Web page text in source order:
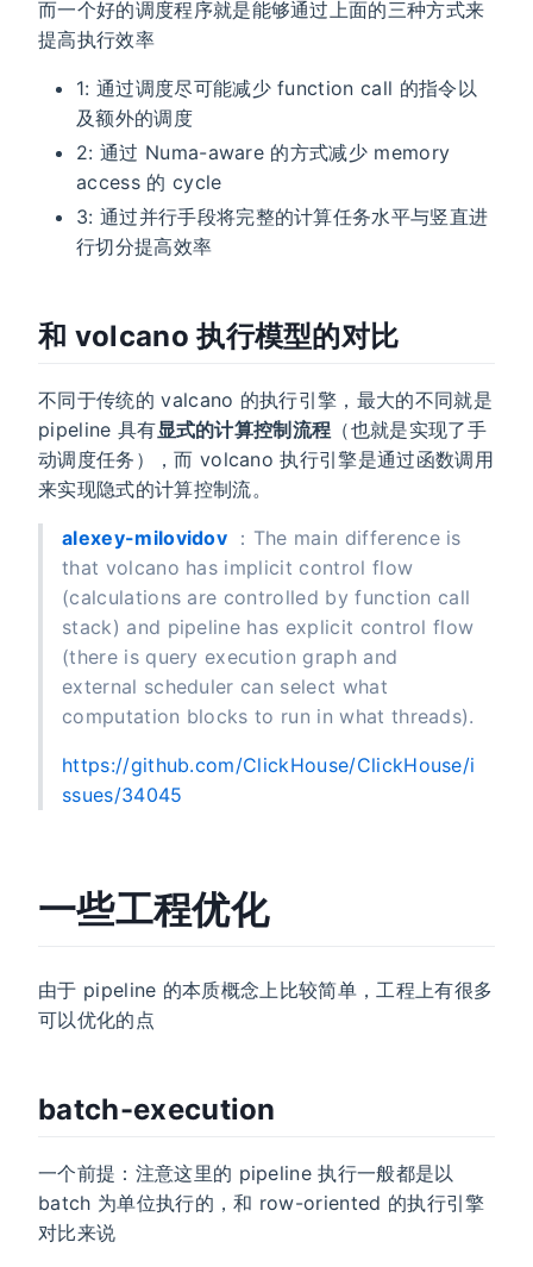
而一个好的调度程序就是能够通过上面的三种方式来
提高执行效率
1: 通过调度尽可能减少 function call 的指令以
及额外的调度
2: 通过 Numa-aware 的方式减少 memory
access 的 cycle
3: 通过并行手段将完整的计算任务水平与竖直进
行切分提高效率
和 volcano 执行模型的对比
不同于传统的 valcano 的执行引擎，最大的不同就是
pipeline 具有显式的计算控制流程 （也就是实现了手
动调度任务），而 volcano 执行引擎是通过函数调用
来实现隐式的计算控制流。
alexey-milovidov ：The main difference is
that volcano has implicit control flow
(calculations are controlled by function call
stack) and pipeline has explicit control flow
(there is query execution graph and
external scheduler can select what
computation blocks to run in what threads).
https://github.com/ClickHouse/ClickHouse/i
ssues/34045
一些工程优化
由于 pipeline 的本质概念上比较简单，工程上有很多
可以优化的点
batch-execution
一个前提：注意这里的 pipeline 执行一般都是以
batch 为单位执行的，和 row-oriented 的执行引擎
对比来说